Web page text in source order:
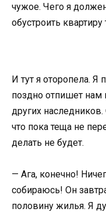
чужое. Чего я
обустроить
И тут я оторопела. Я
поздно отпишет нам
других
что пока теща не
делать не будет.
— Ага, конечно!
собираюсь! Он
половину жилья. Я